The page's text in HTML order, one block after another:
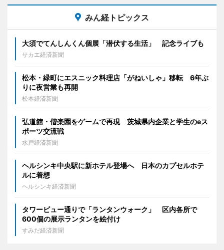
みん経トピックス
大須でてんしんくん個展「潜伏する生活」 記念ライブも
サカエ経済新聞
松本・緑町にエスニック料理店「がねいしゃ」移転 6年ぶ
りに夜営業も再開
松本経済新聞
弘道館・偕楽園をゲームで再現 茨城県内企業と学生のeス
ポーツ交流戦
水戸経済新聞
ヘルシンキ中央駅に新ホテル登場へ 日本のカプセルホテ
ルに着想
ヘルシンキ経済新聞
タワービュー通りで「ランタンウォーク」 区内各所で
600個の展示ランタンを絵付け
すみだ経済新聞